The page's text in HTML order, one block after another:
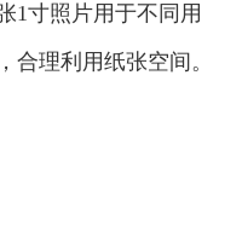
1寸照片用于不同用
合理利用纸张空间。